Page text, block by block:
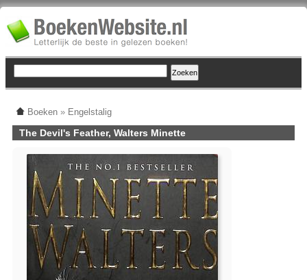
Boeken » Engelstalig
The Devil's Feather, Walters Minette